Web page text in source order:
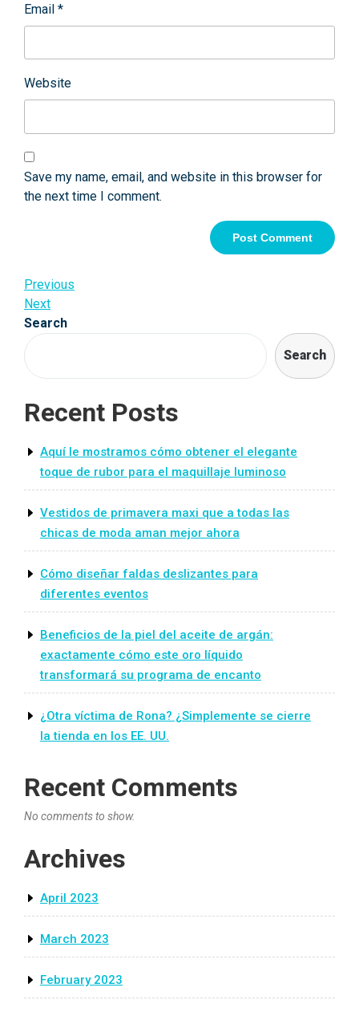
Email *
Website
Save my name, email, and website in this browser for
the next time I comment.
Post
navigation
Previous
Post
Previous
Next
Post
Next
Search
Search
Recent Posts
Aquí le mostramos cómo obtener el elegante
toque de rubor para el maquillaje luminoso
Vestidos de primavera maxi que a todas las
chicas de moda aman mejor ahora
Cómo diseñar faldas deslizantes para
diferentes eventos
Beneficios de la piel del aceite de argán:
exactamente cómo este oro líquido
transformará su programa de encanto
¿Otra víctima de Rona? ¿Simplemente se cierre
la tienda en los EE. UU.
Recent Comments
No comments to show.
Archives
April 2023
March 2023
February 2023